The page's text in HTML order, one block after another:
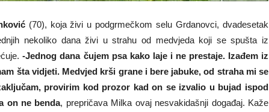
(70), koja živi u podgrmečkom selu Grdanovci, dvadesetak
nekoliko dana živi u strahu od medvjeda koji se spušta iz
-Jednog dana čujem psa kako laje i ne prestaje. Izađem iz
šta vidjeti. Medvjed krši grane i bere jabuke, od straha mi se
provirim kod prozor kad on se izvalio u bujad ispod
on ne benda, prepričava Milka ovaj nesvakidašnji događaj. Kaže